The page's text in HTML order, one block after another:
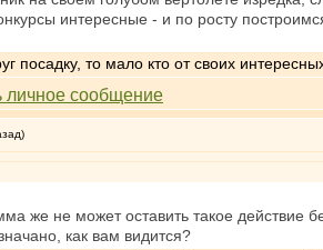
интересные - и по росту
то мало кто от своих
же не может оставить такое действие
как вам видится?